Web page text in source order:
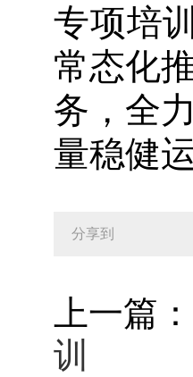
专项培
常态化
务，全
量稳健
分享到
上一篇：
训